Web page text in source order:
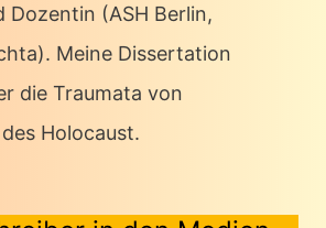
Dozentin (ASH Berlin,
Meine Dissertation
die Traumata von
Holocaust.